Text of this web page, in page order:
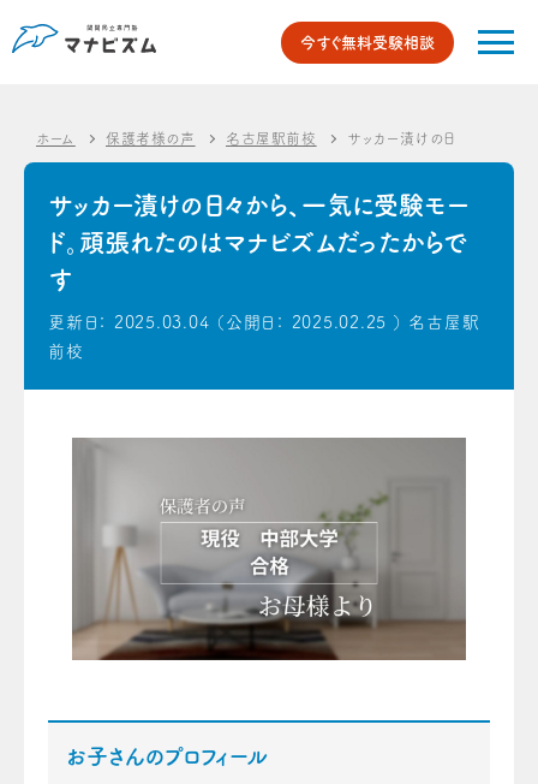
今すぐ無料受験相談
ホーム 保護者様の声 名古屋駅前校 サッカー漬けの日々から、一
サッカー漬けの日々から、一気に受験モー
ド。頑張れたのはマナビズムだったからで
す
更新日： 2025.03.04 （公開日： 2025.02.25 ） 名古屋駅
前校
お子さんのプロフィール